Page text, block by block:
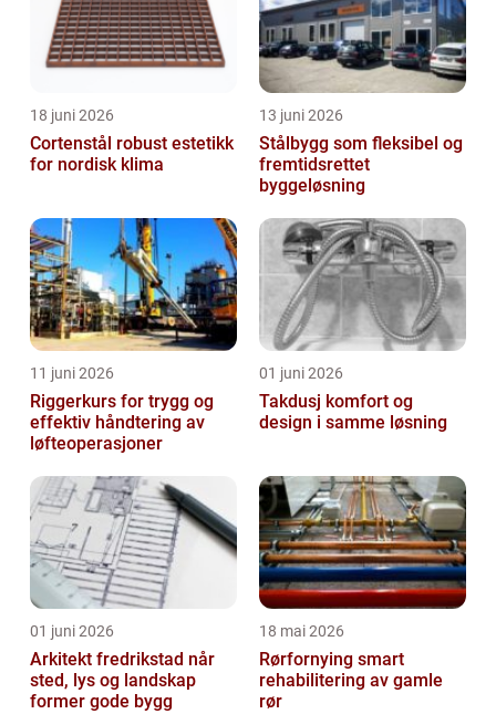
18 juni 2026
Cortenstål robust estetikk
for nordisk klima
13 juni 2026
Stålbygg som fleksibel og
fremtidsrettet
byggeløsning
11 juni 2026
Riggerkurs for trygg og
effektiv håndtering av
løfteoperasjoner
01 juni 2026
Takdusj komfort og
design i samme løsning
01 juni 2026
Arkitekt fredrikstad når
sted, lys og landskap
former gode bygg
18 mai 2026
Rørfornying smart
rehabilitering av gamle
rør